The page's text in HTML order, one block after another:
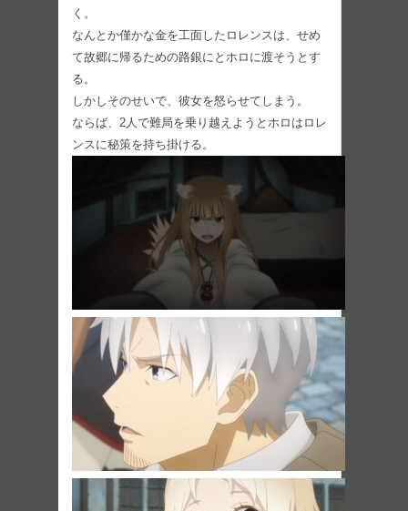
く。
なんとか僅かな金を工面したロレンスは、せめ
て故郷に帰るための路銀にとホロに渡そうとす
る。
しかしそのせいで、彼女を怒らせてしまう。
ならば、2人で難局を乗り越えようとホロはロレ
ンスに秘策を持ち掛ける。